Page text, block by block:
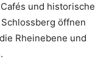
und historische
öffnen
Rheinebene und